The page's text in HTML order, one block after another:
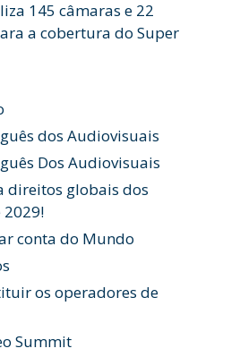
145 câmaras e 22
a cobertura do Super
dos Audiovisuais
Dos Audiovisuais
direitos globais dos
2029!
conta do Mundo
os operadores de
Summit